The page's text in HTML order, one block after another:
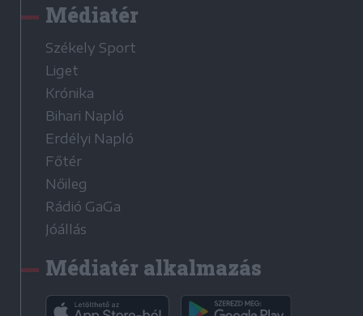
Médiatér
Székely Sport
Liget
Krónika
Bihari Napló
Erdélyi Napló
Főtér
Nőileg
Rádió GaGa
Jóállás
Médiatér alkalmazás